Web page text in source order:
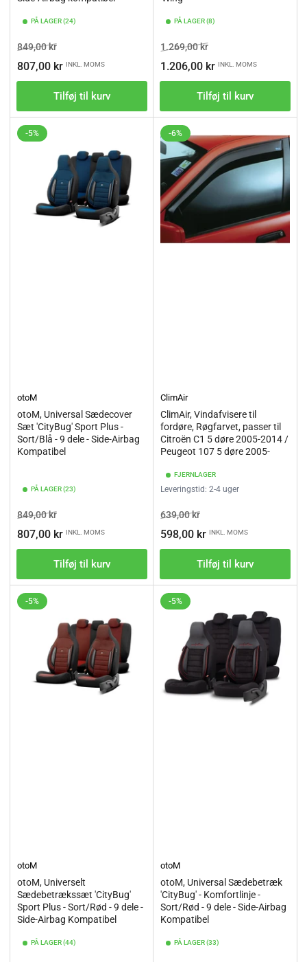
PÅ LAGER (24)
Vejl.pris
849,00 krTilbudspris
807,00 kr INKL. MOMS
Tilføj til kurv
PÅ LAGER (8)
Vejl.pris
1.269,00 krTilbudspris
1.206,00 kr INKL. MOMS
Tilføj til kurv
-5%
otoM
otoM, Universal Sædecover
Sæt 'CityBug' Sport Plus -
Sort/Blå - 9 dele - Side-Airbag
Kompatibel
PÅ LAGER (23)
Vejl.pris
849,00 krTilbudspris
807,00 kr INKL. MOMS
Tilføj til kurv
-6%
ClimAir
ClimAir, Vindafvisere til
fordøre, Røgfarvet, passer til
Citroën C1 5 døre 2005-2014 /
Peugeot 107 5 døre 2005-
FJERNLAGER
Leveringstid: 2-4 uger
Vejl.pris
639,00 krTilbudspris
598,00 kr INKL. MOMS
Tilføj til kurv
-5%
otoM
otoM, Universelt
Sædebetrækssæt 'CityBug'
Sport Plus - Sort/Rød - 9 dele -
Side-Airbag Kompatibel
PÅ LAGER (44)
-5%
otoM
otoM, Universal Sædebetræk
'CityBug' - Komfortlinje -
Sort/Rød - 9 dele - Side-Airbag
Kompatibel
PÅ LAGER (33)